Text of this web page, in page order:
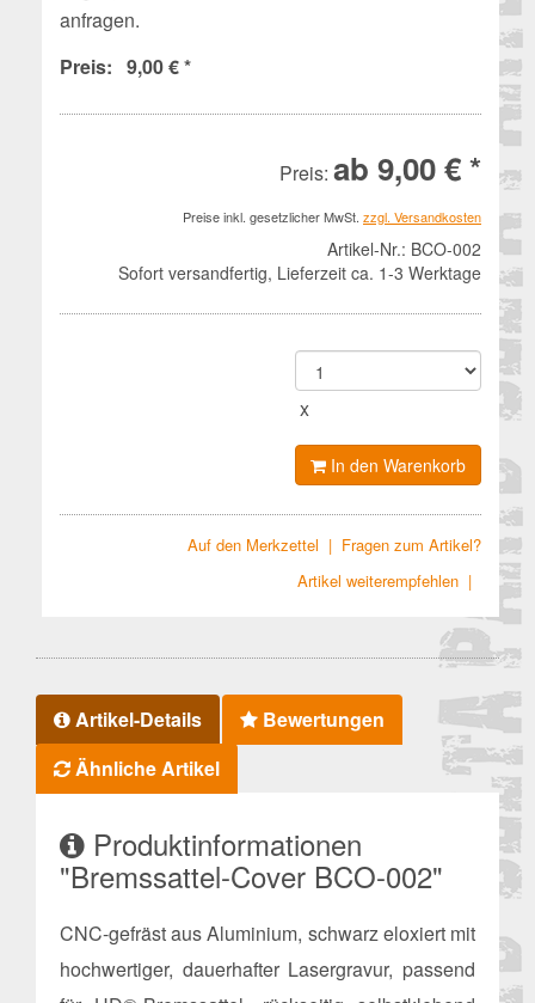
anfragen.
Preis: 9,00 € *
Preis: ab 9,00 € *
Preise inkl. gesetzlicher MwSt. zzgl. Versandkosten
Artikel-Nr.: BCO-002
Sofort versandfertig, Lieferzeit ca. 1-3 Werktage
x
In den Warenkorb
Fragen zum Artikel?
Auf den Merkzettel |
Artikel weiterempfehlen |
Artikel-Details
Bewertungen
Ähnliche Artikel
Produktinformationen
"Bremssattel-Cover BCO-002"
CNC-gefräst aus Aluminium, schwarz eloxiert mit
hochwertiger, dauerhafter Lasergravur, passend